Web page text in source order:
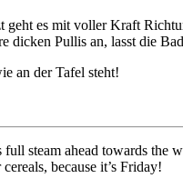
es mit voller Kraft
dicken Pullis an, lasst die
an der Tafel steht!
steam ahead towards
because it’s Friday!